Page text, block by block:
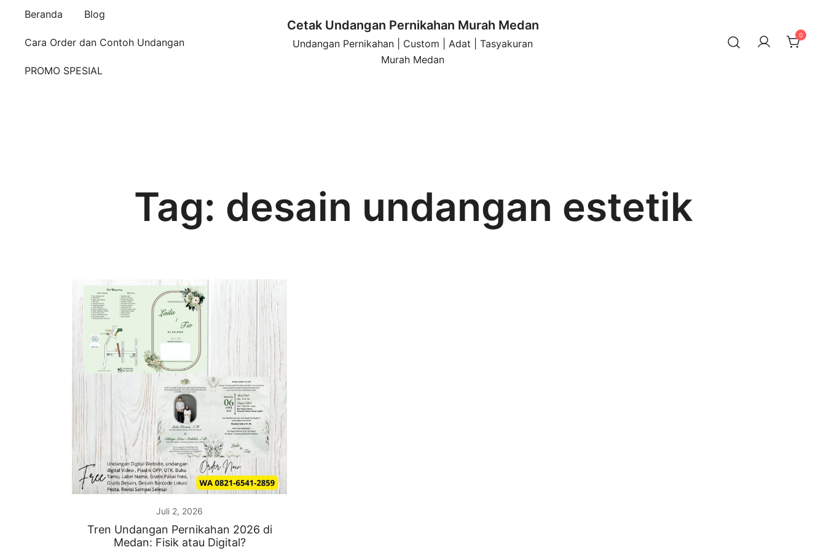
Beranda Blog
Cara Order dan Contoh Undangan
PROMO SPESIAL
Cetak Undangan Pernikahan Murah Medan
Undangan Pernikahan | Custom | Adat | Tasyakuran
Murah Medan
0
Tag: desain undangan estetik
Juli 2, 2026
Tren Undangan Pernikahan 2026 di
Medan: Fisik atau Digital?